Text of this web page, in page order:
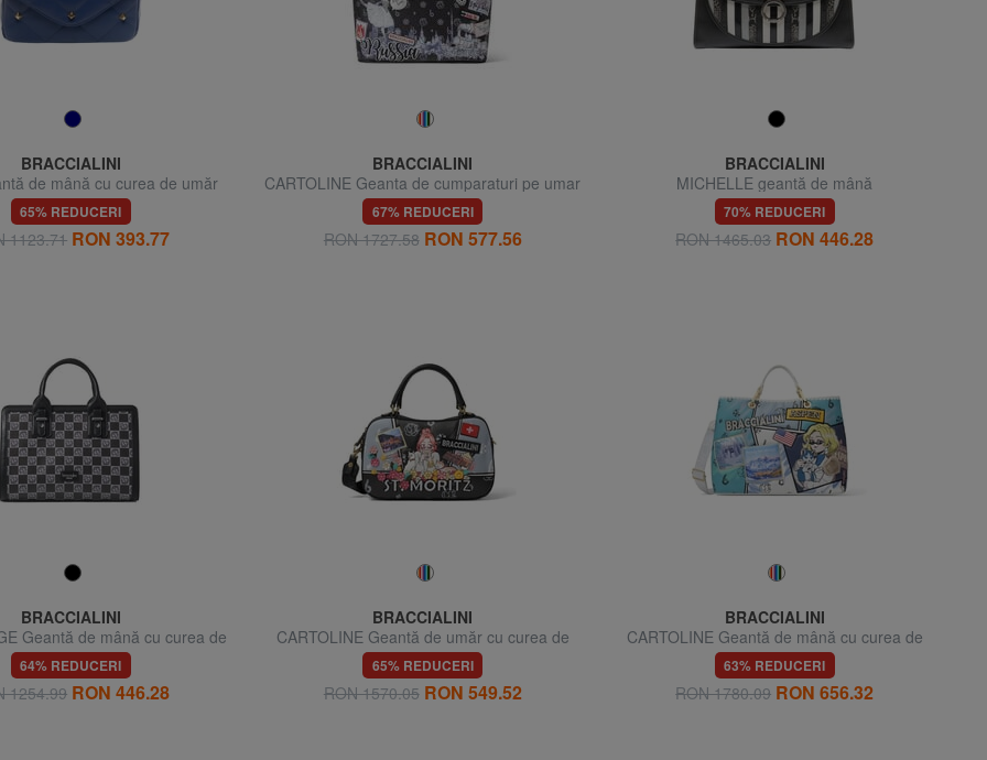
BRACCIALINI
de mână cu curea de umăr
65% REDUCERI
1123.71 RON 393.77
BRACCIALINI
CARTOLINE Geanta de cumparaturi pe umar
67% REDUCERI
RON 1727.58 RON 577.56
BRACCIALINI
MICHELLE geantă de mână
70% REDUCERI
RON 1465.03 RON 446.28
BRACCIALINI
Geantă de mână cu curea de
umăr
64% REDUCERI
1254.99 RON 446.28
BRACCIALINI
CARTOLINE Geantă de umăr cu curea de
umăr
65% REDUCERI
RON 1570.05 RON 549.52
BRACCIALINI
CARTOLINE Geantă de mână cu curea de
umăr
63% REDUCERI
RON 1780.09 RON 656.32